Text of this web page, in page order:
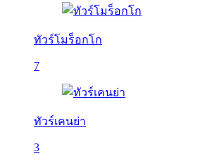
ทัวร์โมร็อกโก
7
ทัวร์เคนย่า
3